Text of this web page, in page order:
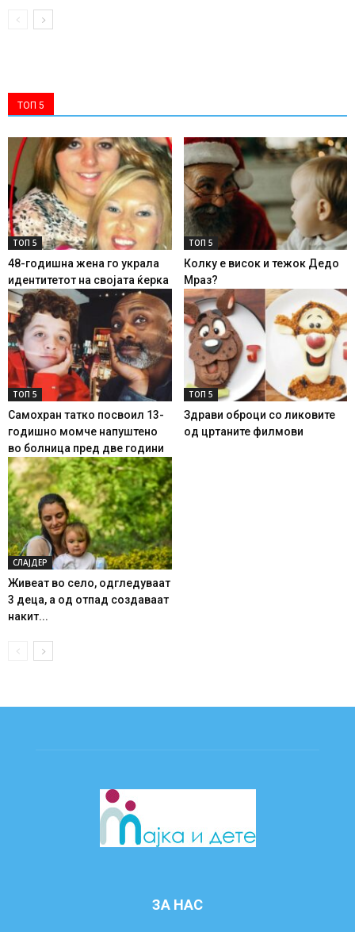
ТОП 5
ТОП 5
48-годишна жена го украла
идентитетот на својата ќерка
ТОП 5
Колку е висок и тежок Дедо
Мраз?
ТОП 5
Самохран татко посвоил 13-
годишно момче напуштено
во болница пред две години
ТОП 5
Здрави оброци со ликовите
од цртаните филмови
СЛАЈДЕР
Живеат во село, одгледуваат
3 деца, а од отпад создаваат
накит...
ЗА НАС